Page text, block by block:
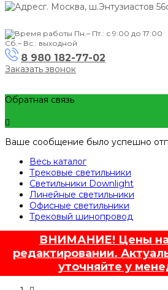
г. Москва, ш.Энтузиастов
Пн.– Пт.: с 9:00 до 17:00
Сб.– Вс.: выходной
8 980 182-77-02
Заказать звонок
Обратная связь
Ваше сообщение было успешно
Весь каталог
Трековые светильники
Светильники Downlight
Линейные светильники
Офисные светильники
Трековый шинопровод
ВНИМАНИЕ! Цены
редактировании.
уточняйте у